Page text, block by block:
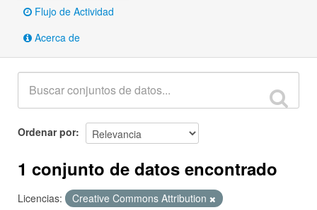
Flujo de Actividad
Acerca de
Ordenar por
1 conjunto de datos encontrado
Licencias:
Creative Commons Attribution